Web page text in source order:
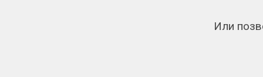
Или